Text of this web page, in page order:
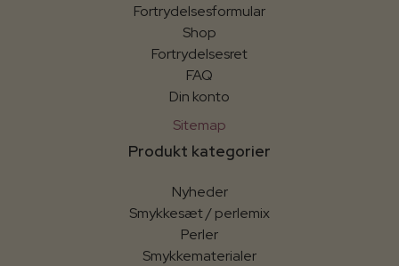
Fortrydelsesformular
Shop
Fortrydelsesret
FAQ
Din konto
Sitemap
Produkt kategorier
Nyheder
Smykkesæt / perlemix
Perler
Smykkematerialer